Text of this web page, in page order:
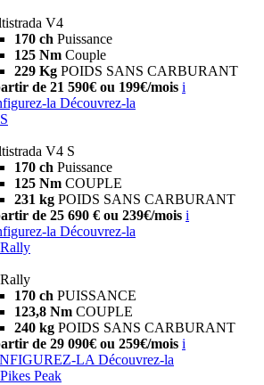
V4
170 ch Puissance
125 Nm Couple
229 Kg POIDS SANS CARBURANT
de 21 590€ ou 199€/mois i
la Découvrez-la
V4 S
170 ch Puissance
125 Nm COUPLE
231 kg POIDS SANS CARBURANT
de 25 690 € ou 239€/mois i
la Découvrez-la
170 ch PUISSANCE
123,8 Nm COUPLE
240 kg POIDS SANS CARBURANT
de 29 090€ ou 259€/mois i
LA Découvrez-la
Peak